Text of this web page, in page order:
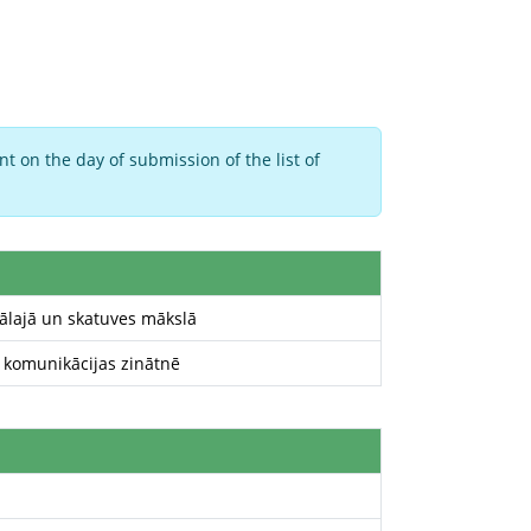
on the day of submission of the list of
un skatuves mākslā
zinātnē